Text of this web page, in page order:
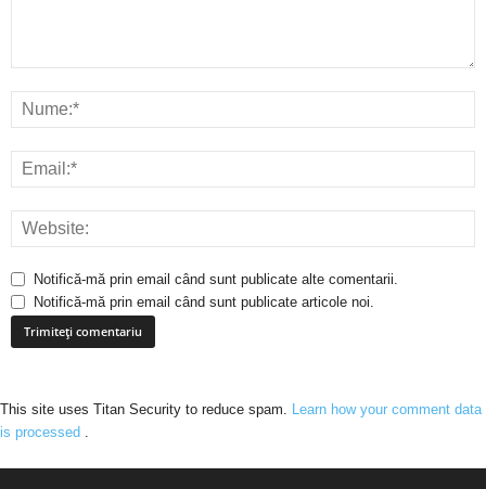
Notifică-mă prin email când sunt publicate alte comentarii.
Notifică-mă prin email când sunt publicate articole noi.
This site uses Titan Security to reduce spam.
Learn how your comment data
is processed